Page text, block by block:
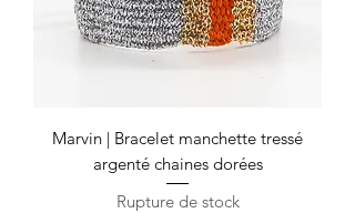
Marvin | Bracelet manchette tressé
argenté chaines dorées
Rupture de stock